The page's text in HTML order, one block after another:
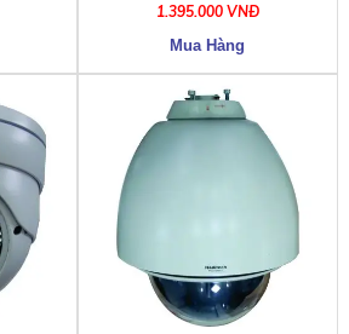
1.395.000 VNĐ